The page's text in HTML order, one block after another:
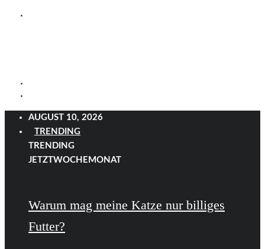
AUGUST 10, 2026
TRENDING
TRENDING
JETZTWOCHE MONAT
Warum mag meine Katze nur billiges
Futter?